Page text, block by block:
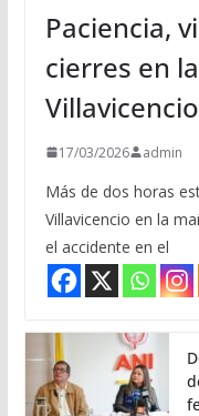
Paciencia,
cierres en
Villavicencio
17/03/2026 admin
Más de dos horas
Villavicencio en la
el accidente en el